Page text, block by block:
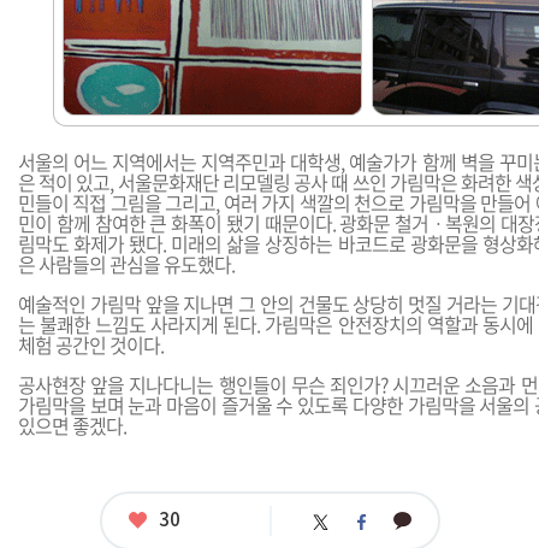
서울의 어느 지역에서는 지역주민과 대학생, 예술가가 함께 벽을 꾸
은 적이 있고, 서울문화재단 리모델링 공사 때 쓰인 가림막은 화려한
민들이 직접 그림을 그리고, 여러 가지 색깔의 천으로 가림막을 만들
민이 함께 참여한 큰 화폭이 됐기 때문이다. 광화문 철거ㆍ복원의 대
림막도 화제가 됐다. 미래의 삶을 상징하는 바코드로 광화문을 형상
은 사람들의 관심을 유도했다.
예술적인 가림막 앞을 지나면 그 안의 건물도 상당히 멋질 거라는 기
는 불쾌한 느낌도 사라지게 된다. 가림막은 안전장치의 역할과 동시
체험 공간인 것이다.
공사현장 앞을 지나다니는 행인들이 무슨 죄인가? 시끄러운 소음과
가림막을 보며 눈과 마음이 즐거울 수 있도록 다양한 가림막을 서울
있으면 좋겠다.
좋
30 트 페 카